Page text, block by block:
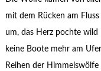
mit dem Rücken am
um, das Herz pochte wild
keine Boote mehr am
Reihen der